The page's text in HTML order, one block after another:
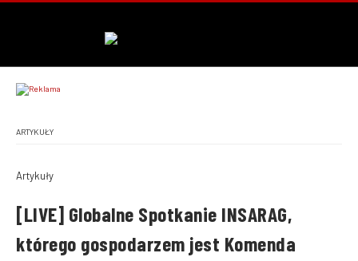
ARTYKUŁY
Artykuły
[LIVE] Globalne Spotkanie INSARAG,
którego gospodarzem jest Komenda